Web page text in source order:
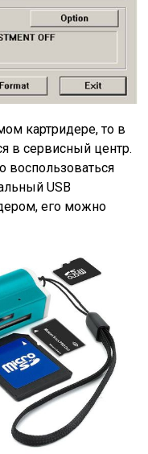
картридере, то в
в сервисный центр.
воспользоваться
USB
его можно